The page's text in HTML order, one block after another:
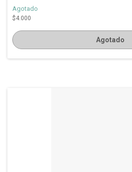
Agotado
$4.000
Agotado